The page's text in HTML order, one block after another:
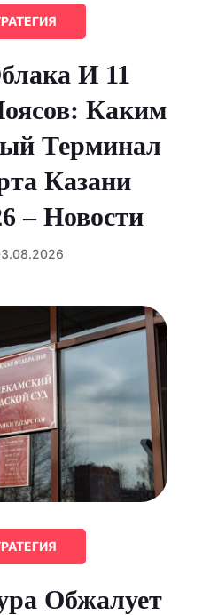
И 11
Каким
Терминал
Казани
– Новости
Обжалует